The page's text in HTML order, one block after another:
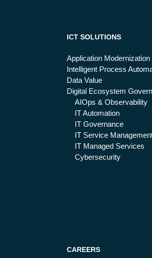
ICT SOLUTIONS
Application Modernization
Intelligent Process
Data Value
Digital Ecosystem
AIOps & Observability
IT Automation
IT Governance
IT Service
IT Managed Services
Cybersecurity
CAREERS